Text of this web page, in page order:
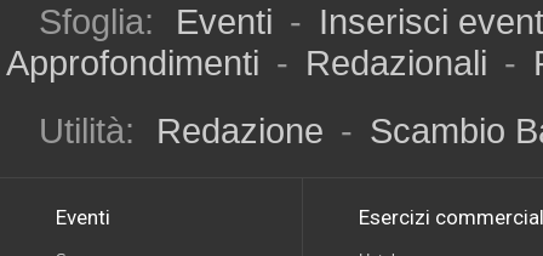
Sfoglia: Eventi - Inserisci
Approfondimenti - Redazionali -
Utilità:
Redazione - Scambio
Eventi Esercizi